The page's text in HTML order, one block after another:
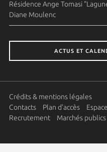
Résidence Ange Tomasi
Diane Moulenc
ACTUS ET
Crédits & mentions légales
Contacts
Plan d'accès
Recrutement
Marchés publics